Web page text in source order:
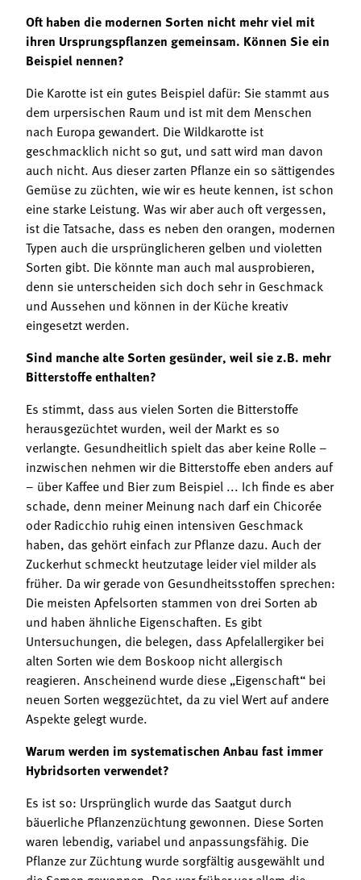
Oft haben die modernen Sorten nicht mehr viel mit
ihren Ursprungspflanzen gemeinsam. Können Sie ein
Beispiel nennen?
Die Karotte ist ein gutes Beispiel dafür: Sie stammt aus
dem urpersischen Raum und ist mit dem Menschen
nach Europa gewandert. Die Wildkarotte ist
geschmacklich nicht so gut, und satt wird man davon
auch nicht. Aus dieser zarten Pflanze ein so sättigendes
Gemüse zu züchten, wie wir es heute kennen, ist schon
eine starke Leistung. Was wir aber auch oft vergessen,
ist die Tatsache, dass es neben den orangen, modernen
Typen auch die ursprünglicheren gelben und violetten
Sorten gibt. Die könnte man auch mal ausprobieren,
denn sie unterscheiden sich doch sehr in Geschmack
und Aussehen und können in der Küche kreativ
eingesetzt werden.
Sind manche alte Sorten gesünder, weil sie z.B. mehr
Bitterstoffe enthalten?
Es stimmt, dass aus vielen Sorten die Bitterstoffe
herausgezüchtet wurden, weil der Markt es so
verlangte. Gesundheitlich spielt das aber keine Rolle –
inzwischen nehmen wir die Bitterstoffe eben anders auf
– über Kaffee und Bier zum Beispiel ... Ich finde es aber
schade, denn meiner Meinung nach darf ein Chicorée
oder Radicchio ruhig einen intensiven Geschmack
haben, das gehört einfach zur Pflanze dazu. Auch der
Zuckerhut schmeckt heutzutage leider viel milder als
früher. Da wir gerade von Gesundheitsstoffen sprechen:
Die meisten Apfelsorten stammen von drei Sorten ab
und haben ähnliche Eigenschaften. Es gibt
Untersuchungen, die belegen, dass Apfelallergiker bei
alten Sorten wie dem Boskoop nicht allergisch
reagieren. Anscheinend wurde diese „Eigenschaft“ bei
neuen Sorten weggezüchtet, da zu viel Wert auf andere
Aspekte gelegt wurde.
Warum werden im systematischen Anbau fast immer
Hybridsorten verwendet?
Es ist so: Ursprünglich wurde das Saatgut durch
bäuerliche Pflanzenzüchtung gewonnen. Diese Sorten
waren lebendig, variabel und anpassungsfähig. Die
Pflanze zur Züchtung wurde sorgfältig ausgewählt und